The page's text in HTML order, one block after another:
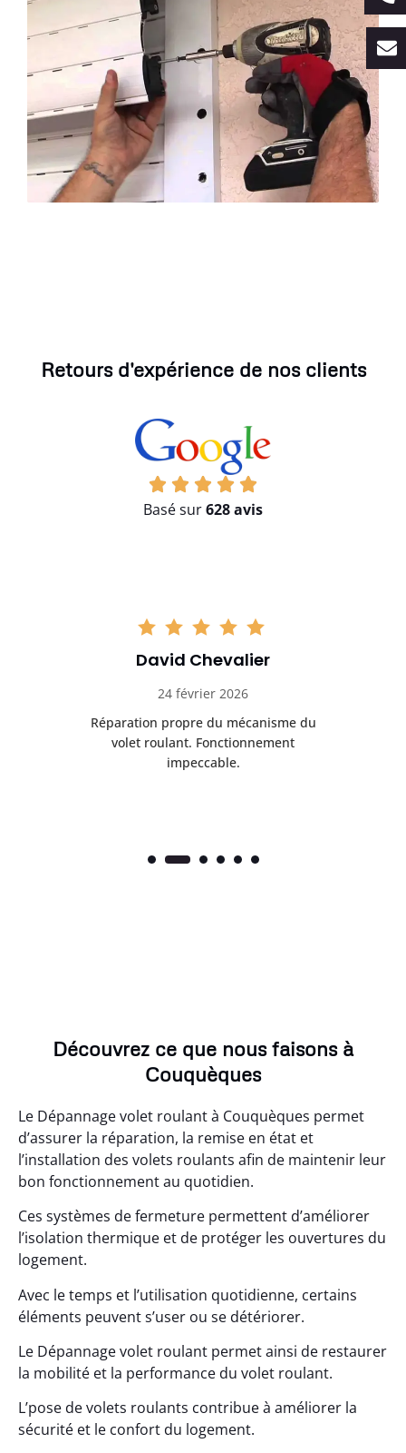
Retours d'expérience de nos clients
Basé sur628 avis
David Chevalier
24 février 2026
Réparation propre du mécanisme du
volet roulant. Fonctionnement
impeccable.
Découvrez ce que nous faisons à
Couquèques
Le Dépannage volet roulant à Couquèques permet
d’assurer la réparation, la remise en état et
l’installation des volets roulants afin de maintenir leur
bon fonctionnement au quotidien.
Ces systèmes de fermeture permettent d’améliorer
l’isolation thermique et de protéger les ouvertures du
logement.
Avec le temps et l’utilisation quotidienne, certains
éléments peuvent s’user ou se détériorer.
Le Dépannage volet roulant permet ainsi de restaurer
la mobilité et la performance du volet roulant.
L’pose de volets roulants contribue à améliorer la
sécurité et le confort du logement.